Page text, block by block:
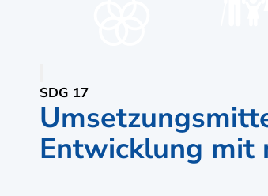
SDG 17
Entwicklung mit